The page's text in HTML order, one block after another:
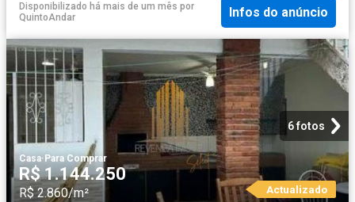
Disponibilizado há mais de um mês por
QuintoAndar
Infos do anúncio
6 fotos
Casa· Para Comprar
R$ 1.144.250
R$ 2.860/m² Actualizado